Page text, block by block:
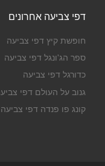
דפי צביעה אחרונים
חופשת קיץ דפי צביעה
ספר הג'ונגל דפי צביעה
כדורגל דפי צביעה
גנוב על העולם דפי
קונג פו פנדה דפי צביעה